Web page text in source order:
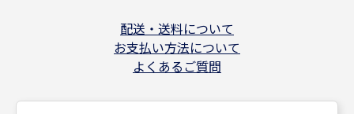
配送・送料について
お支払い方法について
よくあるご質問